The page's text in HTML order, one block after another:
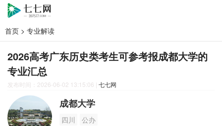
首页 > 专业解读
2026高考广东历史类考生可参考报成都大学的
专业汇总
发布时间：2026-06-02 13:15:06 | 七七网
成都大学
四川
公办